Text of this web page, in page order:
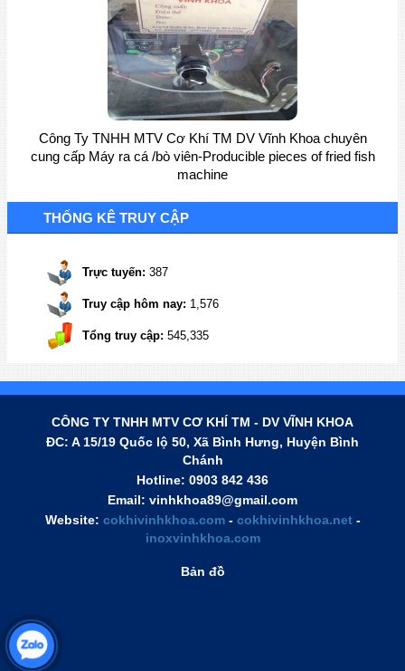
Công Ty TNHH MTV Cơ Khí TM DV Vĩnh Khoa chuyên
cung cấp Máy ra cá /bò viên-Producible pieces of fried fish
machine
Công Ty TNHH MTV Cơ Khí TM DV Vĩnh Khoa chuyên
THỐNG KÊ TRUY CẬP
Trực tuyến: 387
Truy cập hôm nay: 1,576
Tổng truy cập: 545,335
CÔNG TY TNHH MTV CƠ KHÍ TM - DV VĨNH KHOA
ĐC: A 15/19 Quốc lộ 50, Xã Bình Hưng, Huyện Bình
Chánh
Hotline: 0903 842 436
Email: vinhkhoa89@gmail.com
Website: cokhivinhkhoa.com- cokhivinhkhoa.net-
inoxvinhkhoa.com
Bản đồ